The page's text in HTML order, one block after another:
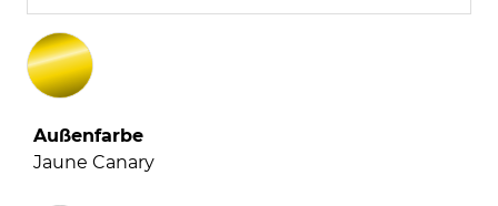
Außenfarbe
Jaune Canary